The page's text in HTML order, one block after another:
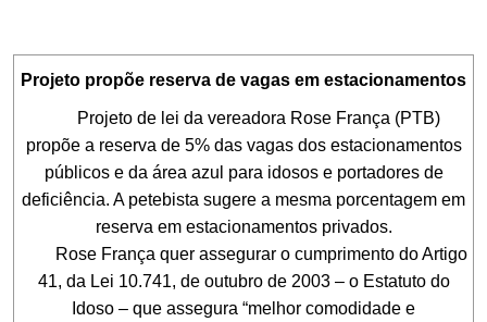
Projeto propõe reserva de vagas em estacionamentos
Projeto de lei da vereadora Rose França (PTB)
propõe a reserva de 5% das vagas dos estacionamentos
públicos e da área azul para idosos e portadores de
deficiência. A petebista sugere a mesma porcentagem em
reserva em estacionamentos privados.
Rose França quer assegurar o cumprimento do Artigo
41, da Lei 10.741, de outubro de 2003 – o Estatuto do
Idoso – que assegura “melhor comodidade e